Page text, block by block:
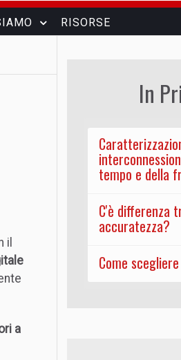
RISORSE
il
a
In
tempo e della
C'è differenza
accuratezza?
Come